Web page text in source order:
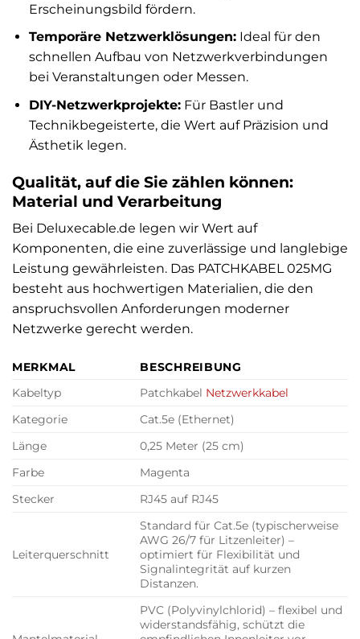
Erscheinungsbild fördern.
Temporäre Netzwerklösungen:Ideal für den
schnellen Aufbau von Netzwerkverbindungen
bei Veranstaltungen oder Messen.
DIY-Netzwerkprojekte:Für Bastler und
Technikbegeisterte, die Wert auf Präzision und
Ästhetik legen.
Qualität, auf die Sie zählen können:
Material und Verarbeitung
Bei Deluxecable.de legen wir Wert auf
Komponenten, die eine zuverlässige und langlebige
Leistung gewährleisten. Das PATCHKABEL 025MG
besteht aus hochwertigen Materialien, die den
anspruchsvollen Anforderungen moderner
Netzwerke gerecht werden.
MERKMAL
BESCHREIBUNG
Kabeltyp
Patchkabel Netzwerkkabel
Kategorie
Cat.5e (Ethernet)
Länge
0,25 Meter (25 cm)
Farbe
Magenta
Stecker
RJ45 auf RJ45
Leiterquerschnitt
Standard für Cat.5e (typischerweise
AWG 26/7 für Litzenleiter) –
optimiert für Flexibilität und
Signalintegrität auf kurzen
Distanzen.
PVC (Polyvinylchlorid) – flexibel und
widerstandsfähig, schützt die